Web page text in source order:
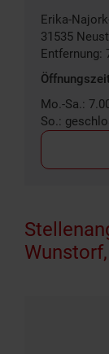
Erika-
31535
Entfernung:
Mo.-Sa.:
So.: